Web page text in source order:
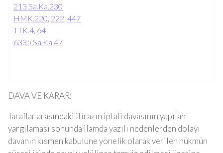
213 Sa.Ka. 230
HMK. 220 222 447
TTK. 4 64
6335 Sa.Ka. 47
DAVA VE KARAR:
Taraflar arasındaki itirazın iptali davasının yapılan
yargılaması sonunda ilamda yazılı nedenlerden dolayı
davanın kısmen kabulüne yönelik olarak verilen hükmün